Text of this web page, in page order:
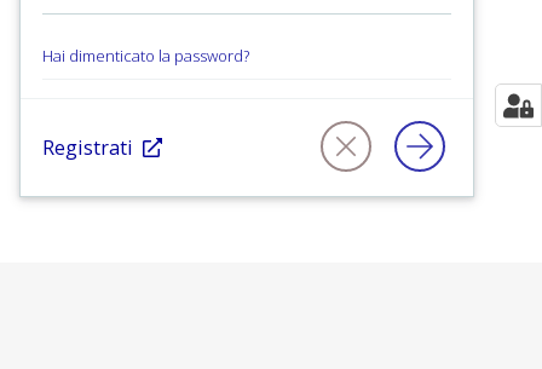
Hai dimenticato la password?
Registrati